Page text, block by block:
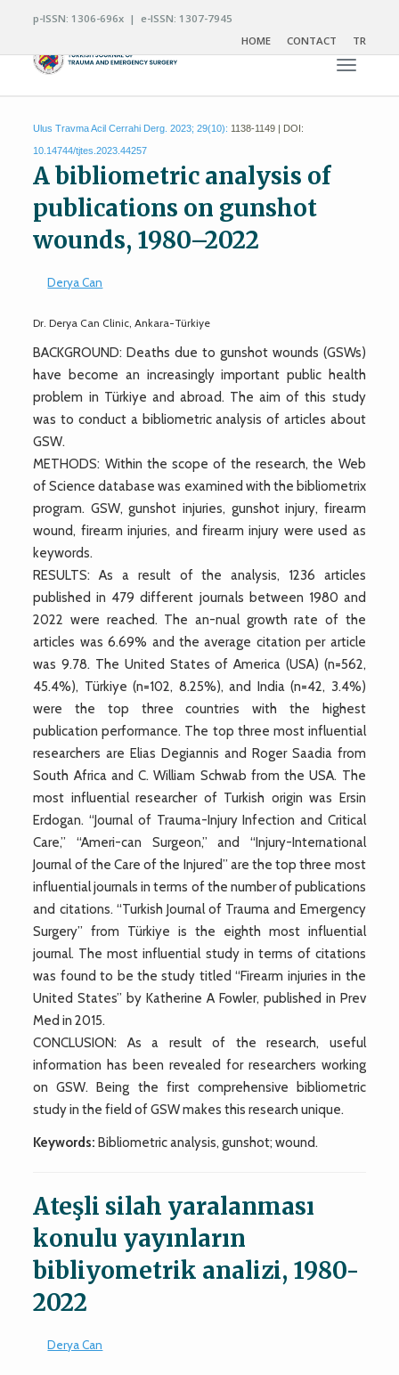
p-ISSN: 1306-696x | e-ISSN: 1307-7945
HOME
CONTACT TR
Toggle
Ulus Travma Acil Cerrahi Derg. 2023; 29(10): 1138-1149 | DOI:
10.14744/tjtes.2023.44257
A bibliometric analysis of
publications on gunshot
wounds, 1980–2022
Derya Can
Dr. Derya Can Clinic, Ankara-Türkiye
BACKGROUND: Deaths due to gunshot wounds (GSWs)
have become an increasingly important public health
problem in Türkiye and abroad. The aim of this study
was to conduct a bibliometric analysis of articles about
GSW.
METHODS: Within the scope of the research, the Web
of Science database was examined with the bibliometrix
program. GSW, gunshot injuries, gunshot injury, firearm
wound, firearm injuries, and firearm injury were used as
keywords.
RESULTS: As a result of the analysis, 1236 articles
published in 479 different journals between 1980 and
2022 were reached. The an-nual growth rate of the
articles was 6.69% and the average citation per article
was 9.78. The United States of America (USA) (n=562,
45.4%), Türkiye (n=102, 8.25%), and India (n=42, 3.4%)
were the top three countries with the highest
publication performance. The top three most influential
researchers are Elias Degiannis and Roger Saadia from
South Africa and C. William Schwab from the USA. The
most influential researcher of Turkish origin was Ersin
Erdogan. “Journal of Trauma-Injury Infection and Critical
Care,” “Ameri-can Surgeon,” and “Injury-International
Journal of the Care of the Injured” are the top three most
influential journals in terms of the number of publications
and citations. “Turkish Journal of Trauma and Emergency
Surgery” from Türkiye is the eighth most influential
journal. The most influential study in terms of citations
was found to be the study titled “Firearm injuries in the
United States” by Katherine A Fowler, published in Prev
Med in 2015.
CONCLUSION: As a result of the research, useful
information has been revealed for researchers working
on GSW. Being the first comprehensive bibliometric
study in the field of GSW makes this research unique.
Keywords: Bibliometric analysis, gunshot; wound.
Ateşli silah yaralanması
konulu yayınların
bibliyometrik analizi, 1980-
2022
Derya Can